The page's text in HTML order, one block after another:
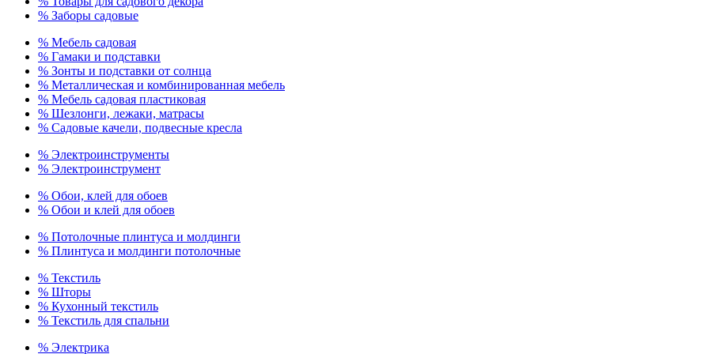
% Заборы садовые
% Мебель садовая
% Гамаки и подставки
% Зонты и подставки от солнца
% Металлическая и комбинированная мебель
% Мебель садовая пластиковая
% Шезлонги, лежаки, матрасы
% Садовые качели, подвесные кресла
% Электроинструменты
% Электроинструмент
% Обои, клей для обоев
% Обои и клей для обоев
% Потолочные плинтуса и молдинги
% Плинтуса и молдинги потолочные
% Текстиль
% Шторы
% Кухонный текстиль
% Текстиль для спальни
% Электрика